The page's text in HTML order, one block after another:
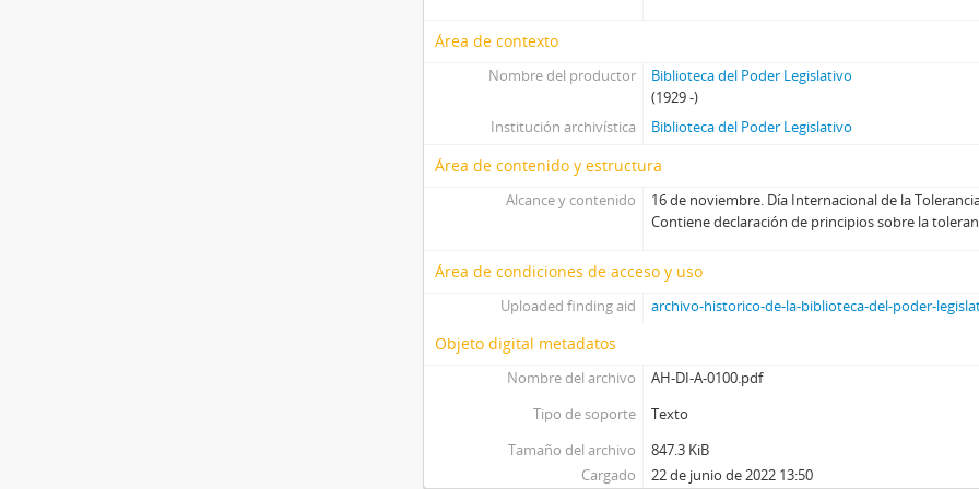
AH-DI-A-0024 - Batalla del Río de la Plata
AH-DI-A-0025 - 30 años de Democracia: Parlamento y Prensa
AH-DI-A-0026 - "La Constitución. Un pacto político"
AH-DI-A-0028 - El compromiso político de Rodó
AH-DI-A-0029 - Día Internacional de la Democracia
AH-DI-A-0030 - Democracia 2030
AH-DI-A-0032 - La Biblioteca se viste de radio
AH-DI-A-0033 - 3ª Bienal de Montevideo
AH-DI-A-0034 - "El Principito"
AH-DI-A-0036 - 88º Aniversario de la Biblioteca del Poder
AH-DI-A-0037 - Día Internacional de la Democracia
Área de contexto
Nombre del productor
Biblioteca del Poder Legislativo
(1929 -)
Institución archivística
Biblioteca del Poder Legislativo
Área de contenido y estructura
Alcance y contenido
16 de noviembre. Día Internacional de la
Contiene declaración de principios sobre la
Área de condiciones de acceso y uso
Uploaded finding aid archivo-historico-de-la-biblioteca-del-poder-
Objeto digital metadatos
Nombre del archivo
AH-DI-A-0100.pdf
Tipo de soporte
Texto
Tamaño del archivo
847.3 KiB
Cargado
22 de junio de 2022 13:50